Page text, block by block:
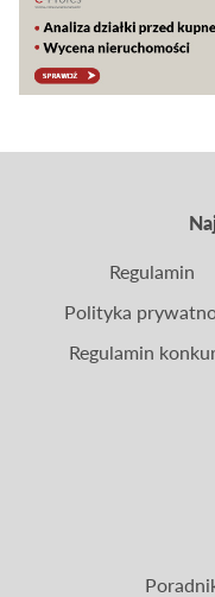
"rynku intuicji" do
Regulamin
Polityka
Regulamin